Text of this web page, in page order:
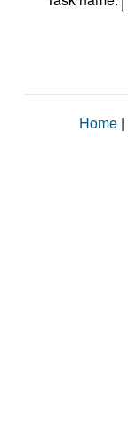
Home |